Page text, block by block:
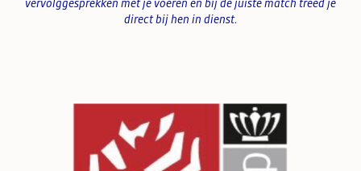
direct bij hen in dienst.